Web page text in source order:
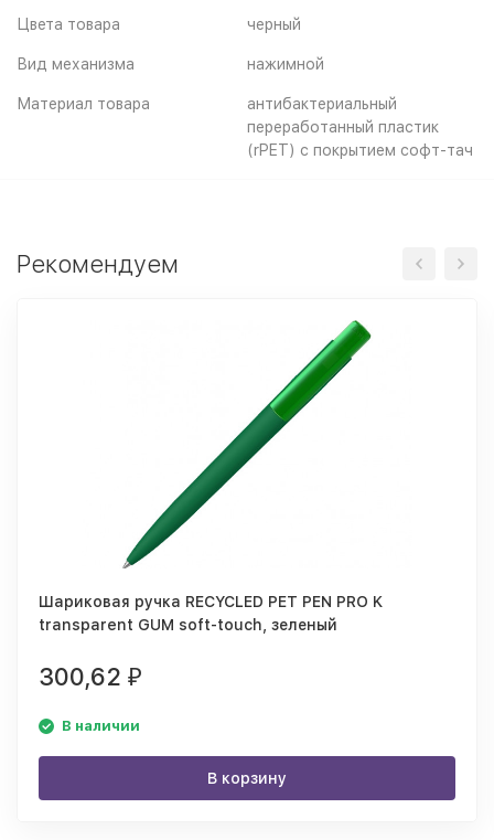
Цвета товара черный
Вид механизма нажимной
Материал товара
антибактериальный
переработанный пластик
(rPET) с покрытием софт-тач
Рекомендуем
Шариковая ручка RECYCLED PET PEN PRO K
transparent GUM soft-touch, зеленый
300,62 ₽
В наличии
В корзину